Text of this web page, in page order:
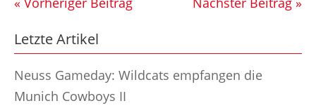
Letzte Artikel
Neuss Gameday: Wildcats empfangen die
Munich Cowboys II